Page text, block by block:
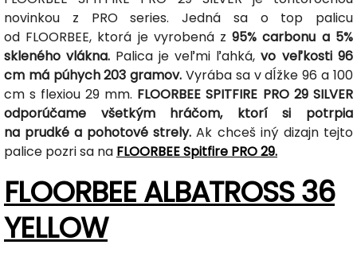
novinkou z PRO series. Jedná sa o top palicu
od FLOORBEE, ktorá je vyrobená z 95% carbonu a 5%
skleného vlákna. Palica je veľmi ľahká, vo veľkosti 96
cm má púhych 203 gramov. Vyrába sa v dĺžke 96 a 100
cm s flexiou 29 mm. FLOORBEE SPITFIRE PRO 29 SILVER
odporúčame všetkým hráčom, ktorí si potrpia
na prudké a pohotové strely. Ak chceš iný dizajn tejto
palice pozri sa na FLOORBEE Spitfire PRO 29.
FLOORBEE ALBATROSS 36
YELLOW